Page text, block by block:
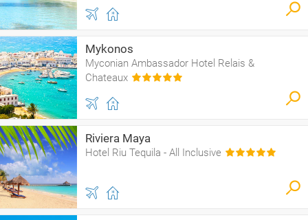
Mykonos
Myconian Ambassador Hotel Relais &
Chateaux
Riviera Maya
Hotel Riu Tequila - All Inclusive